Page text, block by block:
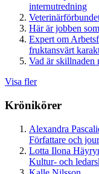
internutredning
Här är jobben
Expert om
fruktansvärt
Vad är skillnaden
Visa fler
Krönikörer
Alexandra
Författare och
Lotta Ilona
Kultur- och